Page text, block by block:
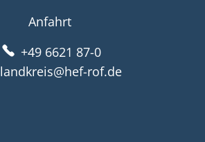
Anfahrt
+49 6621 87-0
landkreis@hef-rof.de